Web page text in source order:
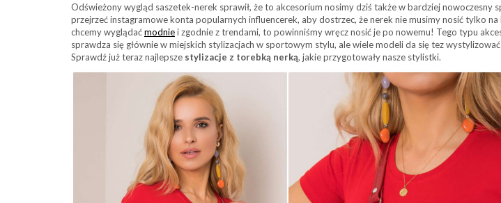
Odświeżony wygląd saszetek-nerek sprawił, że to akcesorium nosimy dziś także w bardziej nowoczesny
przejrzeć instagramowe konta popularnych influencerek, aby dostrzec, że nerek nie musimy nosić tylko na
chcemy wyglądaćmodniei zgodnie z trendami, to powinniśmy wręcz nosić je po nowemu! Tego typu
sprawdza się głównie w miejskich stylizacjach w sportowym stylu, ale wiele modeli da się tez
Sprawdź już teraz najlepsze stylizacje z torebką nerką, jakie przygotowały nasze stylistki.